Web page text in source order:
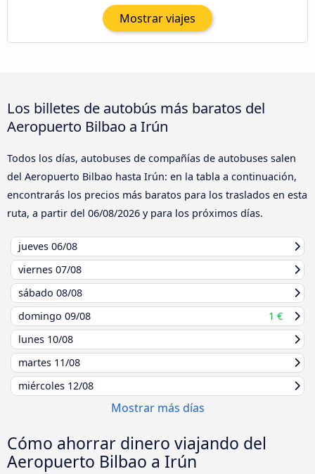
Mostrar viajes
Los billetes de autobús más baratos del
Aeropuerto Bilbao a Irún
Todos los días, autobuses de compañías de autobuses salen
del Aeropuerto Bilbao hasta Irún: en la tabla a continuación,
encontrarás los precios más baratos para los traslados en esta
ruta, a partir del 06/08/2026 y para los próximos días.
jueves 06/08
viernes 07/08
sábado 08/08
domingo 09/08
1 €
lunes 10/08
martes 11/08
miércoles 12/08
Mostrar más días
Cómo ahorrar dinero viajando del
Aeropuerto Bilbao a Irún